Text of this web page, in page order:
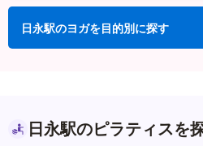
日永駅のヨガを目的別に探す
日永駅のピラティスを